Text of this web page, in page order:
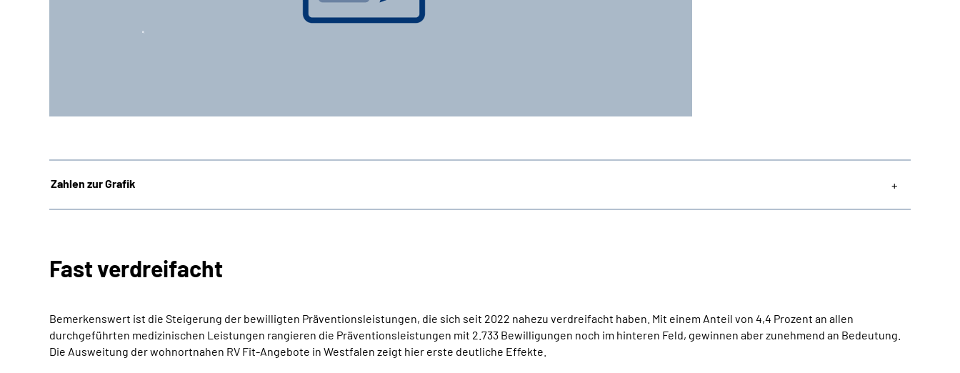
Zahlen zur Grafik
Fast verdreifacht
Bemerkenswert ist die Steigerung der bewilligten Präventionsleistungen, die sich seit 2022 nahezu verdreifacht haben. Mit einem Anteil von 4,4 Prozent an allen
durchgeführten medizinischen Leistungen rangieren die Präventionsleistungen mit 2.733 Bewilligungen noch im hinteren Feld, gewinnen aber zunehmend an Bedeutung.
Die Ausweitung der wohnortnahen RV Fit-Angebote in Westfalen zeigt hier erste deutliche Effekte.